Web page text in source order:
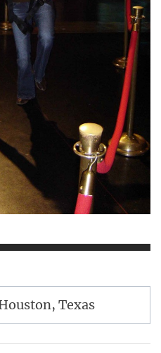
Texas